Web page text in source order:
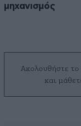
μηχανισμός
Ακολουθήστε το
και